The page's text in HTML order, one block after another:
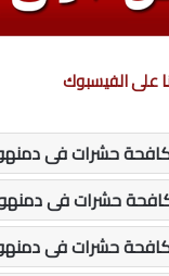
على الفيسبوك
حشرات فى
حشرات فى
حشرات فى